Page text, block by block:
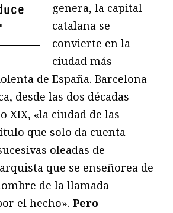
genera, la capital
catalana se
convierte en la
ciudad más
de España. Barcelona
desde las dos décadas
XIX, «la ciudad de las
que solo da cuenta
oleadas de
que se enseñorea de
de la llamada
el hecho». Pero